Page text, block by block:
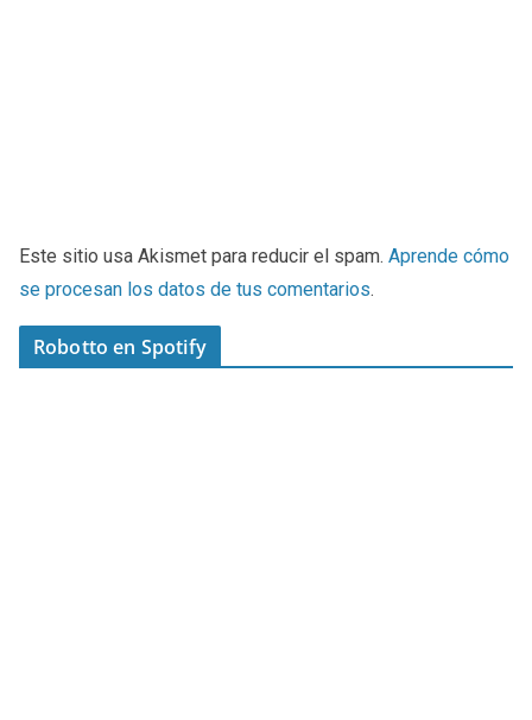
Este sitio usa Akismet para reducir el spam. Aprende cómo
se procesan los datos de tus comentarios.
Robotto en Spotify